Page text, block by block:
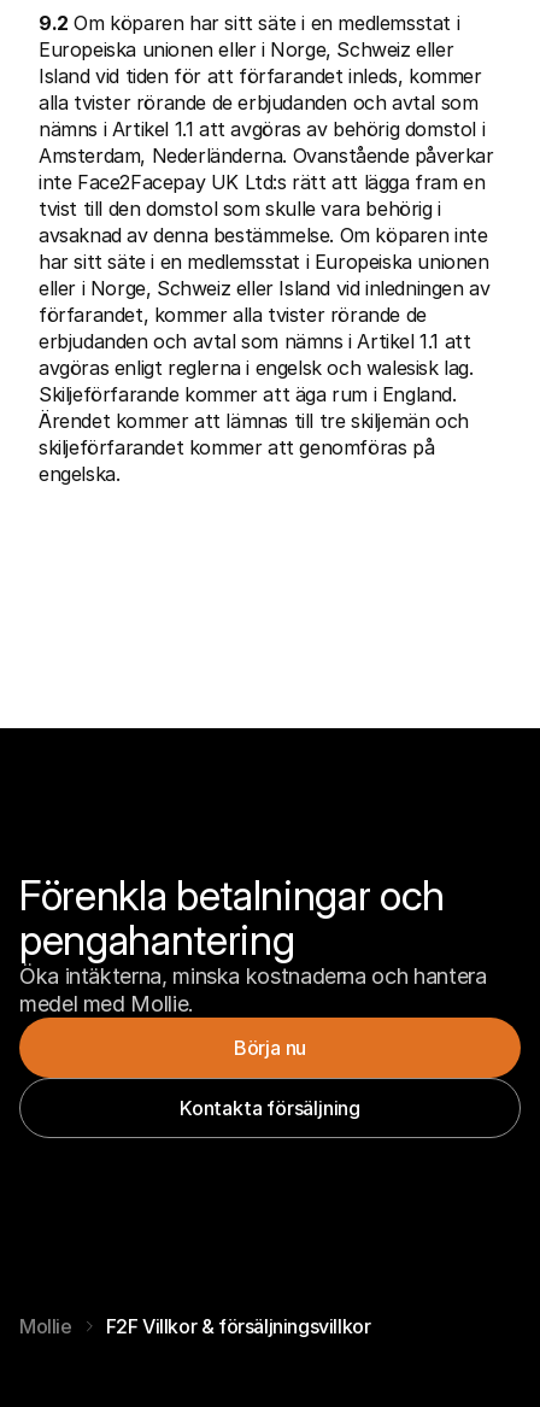
9.2 Om köparen har sitt säte i en medlemsstat i
Europeiska unionen eller i Norge, Schweiz eller
Island vid tiden för att förfarandet inleds, kommer
alla tvister rörande de erbjudanden och avtal som
nämns i Artikel 1.1 att avgöras av behörig domstol i
Amsterdam, Nederländerna. Ovanstående påverkar
inte Face2Facepay UK Ltd:s rätt att lägga fram en
tvist till den domstol som skulle vara behörig i
avsaknad av denna bestämmelse. Om köparen inte
har sitt säte i en medlemsstat i Europeiska unionen
eller i Norge, Schweiz eller Island vid inledningen av
förfarandet, kommer alla tvister rörande de
erbjudanden och avtal som nämns i Artikel 1.1 att
avgöras enligt reglerna i engelsk och walesisk lag.
Skiljeförfarande kommer att äga rum i England.
Ärendet kommer att lämnas till tre skiljemän och
skiljeförfarandet kommer att genomföras på
engelska.
Förenkla betalningar och
pengahantering
Öka intäkterna, minska kostnaderna och hantera
medel med Mollie.
Börja nu
Kontakta försäljning
Mollie F2F Villkor & försäljningsvillkor